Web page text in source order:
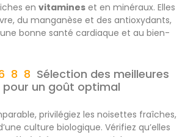
en vitamines et en minéraux. Elles
du manganèse et des antioxydants,
bonne santé cardiaque et au bien-
Sélection des meilleures
un goût optimal
privilégiez les noisettes fraîches,
culture biologique. Vérifiez qu’elles